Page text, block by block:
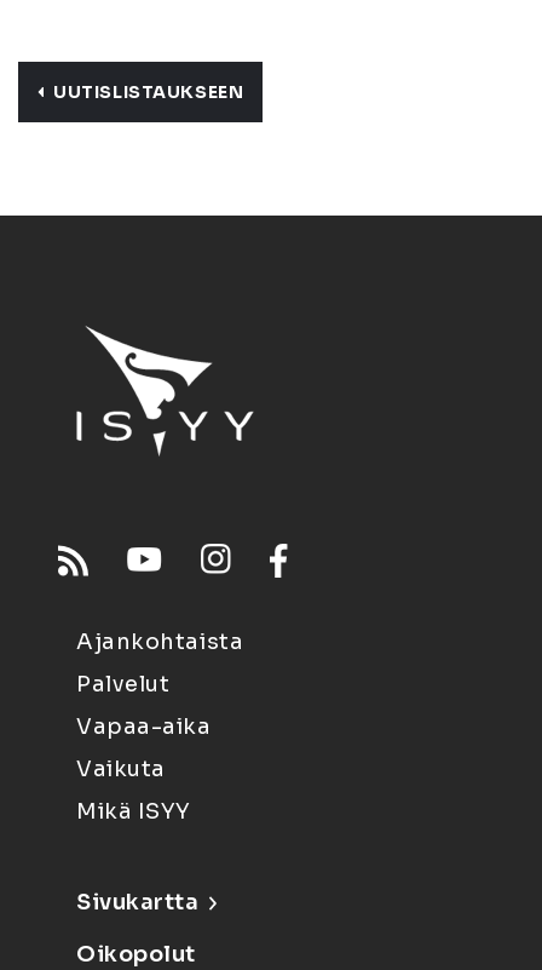
UUTISLISTAUKSEEN
Ajankohtaista
Palvelut
Vapaa-aika
Vaikuta
Mikä ISYY
Sivukartta
Oikopolut